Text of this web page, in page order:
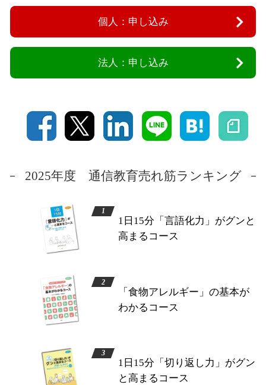
個人：申し込み
法人：申し込み
2025年度 通信教育売れ筋ランキング
1日15分「言語化力」がグンと
高まるコース
「食物アレルギー」の基本が
わかるコース
1日15分「切り返し力」がグン
と高まるコース